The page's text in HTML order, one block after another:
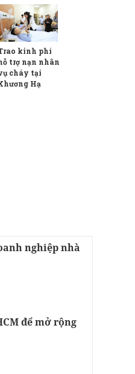
kinh phí
trợ nạn nhân
cháy tại
Hạ
nghiệp nhà
để mở rộng